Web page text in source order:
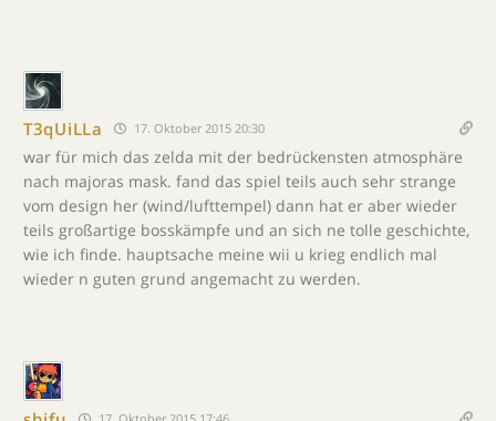
T3qUiLLa 17. Oktober 2015 20:30
war für mich das zelda mit der bedrückensten atmosphäre
nach majoras mask. fand das spiel teils auch sehr strange
vom design her (wind/lufttempel) dann hat er aber wieder
teils großartige bosskämpfe und an sich ne tolle geschichte,
wie ich finde. hauptsache meine wii u krieg endlich mal
wieder n guten grund angemacht zu werden.